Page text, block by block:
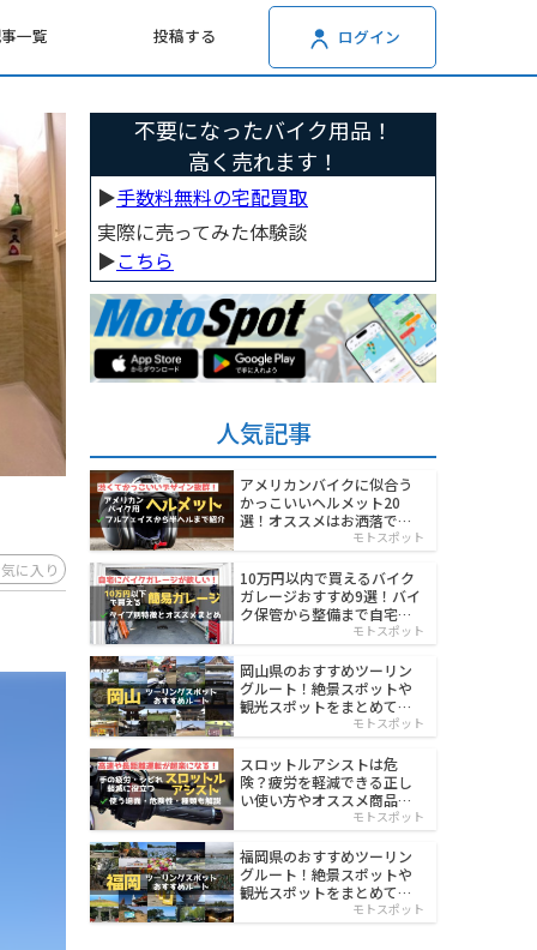
一覧 投稿する ログイン
に入り
不要になったバイク用品！
高く売れます！
▶︎手数料無料の宅配買取
実際に売ってみた体験談
▶︎こちら
人気記事
アメリカンバイクに似合う
かっこいいヘルメット20
選！オススメはお洒落でワ
モトスポット
10万円以内で買えるバイク
ガレージおすすめ9選！バイ
ク保管から整備まで自宅で
モトスポット
岡山県のおすすめツーリン
グルート！絶景スポットや
観光スポットをまとめて紹
モトスポット
スロットルアシストは危
険？疲労を軽減できる正し
い使い方やオススメ商品を
モトスポット
福岡県のおすすめツーリン
グルート！絶景スポットや
観光スポットをまとめて紹
モトスポット